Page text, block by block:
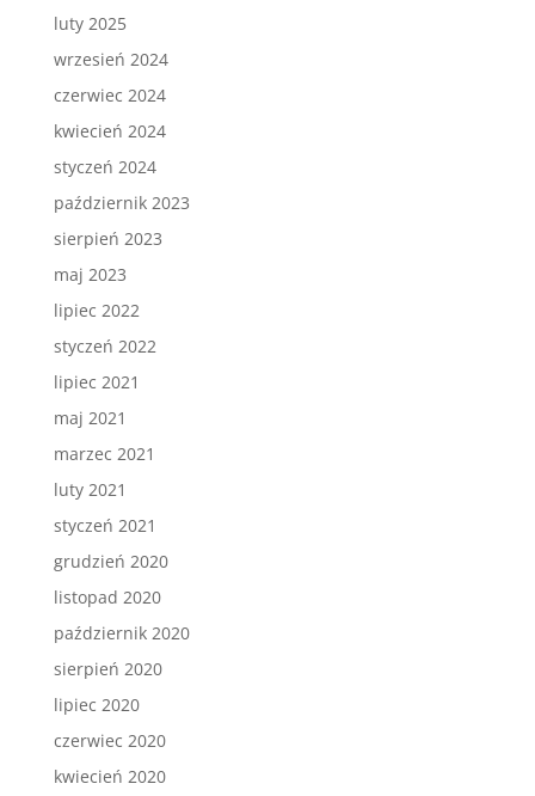
luty 2025
wrzesień 2024
czerwiec 2024
kwiecień 2024
styczeń 2024
październik 2023
sierpień 2023
maj 2023
lipiec 2022
styczeń 2022
lipiec 2021
maj 2021
marzec 2021
luty 2021
styczeń 2021
grudzień 2020
listopad 2020
październik 2020
sierpień 2020
lipiec 2020
czerwiec 2020
kwiecień 2020